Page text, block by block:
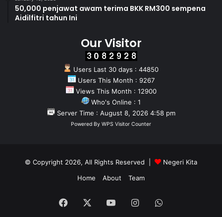
50,000 penjawat awam terima BKK RM300 sempena
Aidilfitri tahun Ini
Our Visitor
Users Last 30 days : 44850
Users This Month : 9267
Views This Month : 12900
Who's Online : 1
Server Time : August 8, 2026 4:58 pm
Powered By WPS Visitor Counter
© Copyright 2026, All Rights Reserved |
Negeri Kita
Home
About Team
Facebook YouTubeInstagramWhatsApp